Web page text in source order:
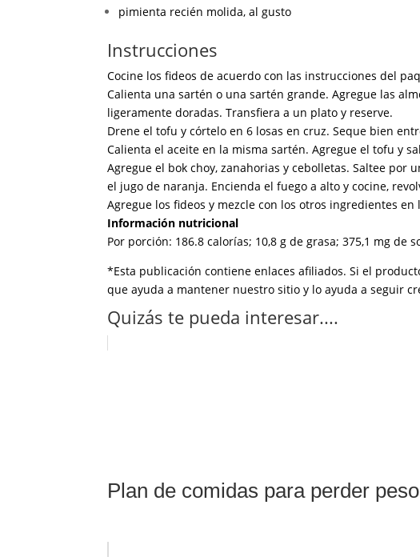
pimienta recién molida, al gusto
Instrucciones
Cocine los fideos de acuerdo con las instrucciones del
Calienta una sartén o una sartén grande. Agregue las
ligeramente doradas. Transfiera a un plato y reserve.
Drene el tofu y córtelo en 6 losas en cruz. Seque bien
Calienta el aceite en la misma sartén. Agregue el tofu y
Agregue el bok choy, zanahorias y cebolletas. Saltee por
el jugo de naranja. Encienda el fuego a alto y cocine,
Agregue los fideos y mezcle con los otros ingredientes
Información nutricional
Por porción: 186.8 calorías; 10,8 g de grasa; 375,1 mg de
*Esta publicación contiene enlaces afiliados. Si el
que ayuda a mantener nuestro sitio y lo ayuda a seguir
Quizás te pueda interesar....
Plan de comidas para perder